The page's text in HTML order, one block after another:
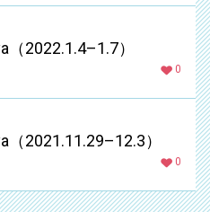
2022.1.4–1.7）
0
（2021.11.29–12.3）
0